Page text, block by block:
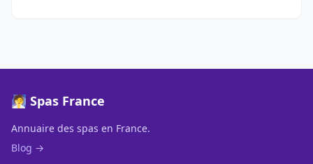
🧖 Spas France
Annuaire des spas en France.
Blog →